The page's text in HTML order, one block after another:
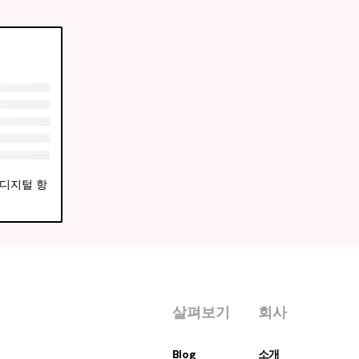
지털 항
살펴보기
Blog
회사
소개